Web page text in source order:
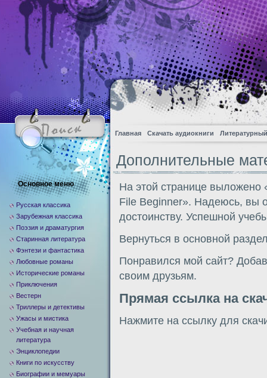
Главная Скачать аудиокниги
Дополнительные
На этой странице
File Beginner». Надеюсь, вы
достоинству. Успешной
Вернуться в основной
Понравился мой сайт?
своим друзьям.
Прямая ссылка на
Нажмите на ссылку для
Основное меню
Русская классика
Зарубежная классика
Поэзия и драматургия
Старинная литература
Фэнтези и фантастика
Любовные романы
Исторические романы
Приключения
Вестерн
Триллеры и детективы
Ужасы и мистика
Учебная и научная
литература
Энциклопедии
Книги по искусству
Биографии и мемуары